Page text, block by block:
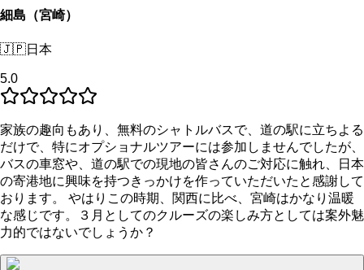
細島（宮崎）
🇯🇵日本
5.0
家族の趣向もあり、無料のシャトルバスで、道の駅に立ちよる
だけで、特にオプショナルツアーには参加しませんでしたが、
バスの車窓や、道の駅での現地の皆さんのご対応に触れ、日本
の寄港地に興味を持つきっかけを作っていただいたと感謝して
おります。 やはりこの時期、関西に比べ、宮崎はかなり温暖
な感じです。３月としてのクルーズの楽しみ方としては案外魅
力的ではないでしょうか？